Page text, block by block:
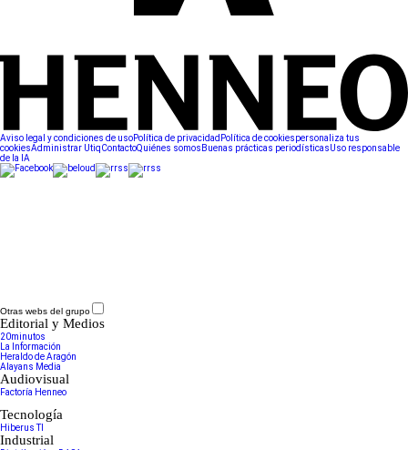
Aviso legal y condiciones de usoPolítica de privacidad Política de cookiespersonaliza tus
cookiesAdministrar UtiqContactoQuiénes somos Buenas prácticas periodísticasUso responsable
de la IA
Otras webs del grupo
Editorial y Medios
20minutos
La Información
Heraldo de Aragón
Alayans Media
Audiovisual
Factoría Henneo
Tecnología
Hiberus TI
Industrial